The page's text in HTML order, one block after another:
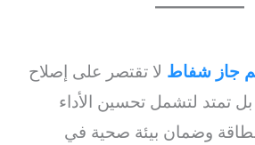
جاز شفاط لا تقتصر على إصلاح
تمتد لتشمل تحسين الأداء
وضمان بيئة صحية في